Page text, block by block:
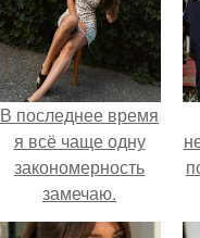
В последнее время
я всё чаще одну
закономерность
замечаю.